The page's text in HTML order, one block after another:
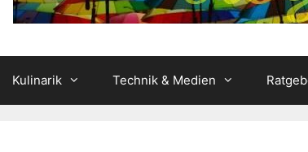
Kulinarik Technik & Medien